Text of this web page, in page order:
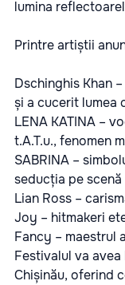
lumina
Printre artiștii
Dschinghis Khan
și a cucerit lumea
LENA KATINA –
t.A.T.u., fenomen
SABRINA –
seducția pe scenă
Lian Ross –
Joy – hitmakeri
Fancy – maestrul
Festivalul va
Chișinău, oferind